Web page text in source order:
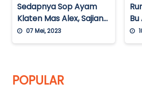
Sedapnya Sop Ayam
Klaten Mas Alex, Sajian
Masakan Tradisional
yang Nikmat dengan
07 Mei, 2023
POPULAR